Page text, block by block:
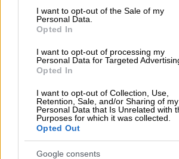
consent section.
I want to opt-out of the Sale of my
Personal Data.
Opted In
I want to opt-out of processing my
Personal Data for Targeted
Opted In
I want to opt-out of Collection, Use,
Retention, Sale, and/or Sharing of my
Personal Data that Is Unrelated with
Purposes for which it was collected.
Opted Out
Google consents
Οικονομία|19.03.2026 20:32
Αυξήσεις στα αεροπορικά
φέρνει ο πόλεμος - Πού θα
ανατιμήσεις στην Aegean